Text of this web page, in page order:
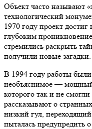
Объект часто называют
технологический
1970 году проект
глубоким
стремились раскрыть
получили новые загадки.
В 1994 году работы
необъяснимое —
которого так и не
рассказывают о
низкий гул,
пыталась предупредить о